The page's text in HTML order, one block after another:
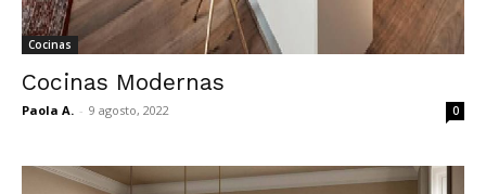
Cocinas
Cocinas Modernas
Paola A. - 9 agosto, 2022 0